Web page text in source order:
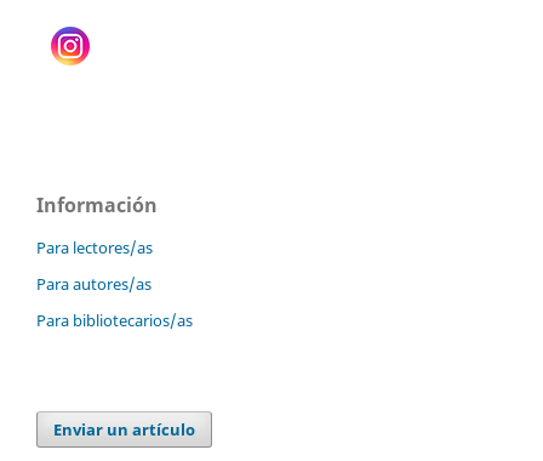
Información
Para lectores/as
Para autores/as
Para bibliotecarios/as
Enviar un artículo